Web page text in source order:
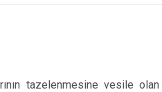
Dalaman
tazelenmesine vesile